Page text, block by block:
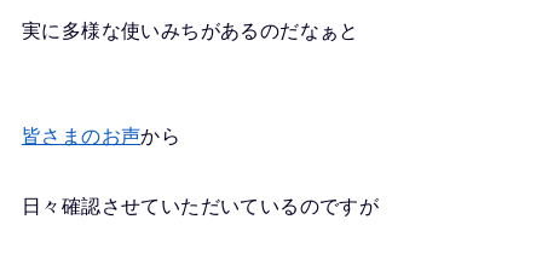
実に多様な使いみちがあるのだなぁと
皆さまのお声から
日々確認させていただいているのですが